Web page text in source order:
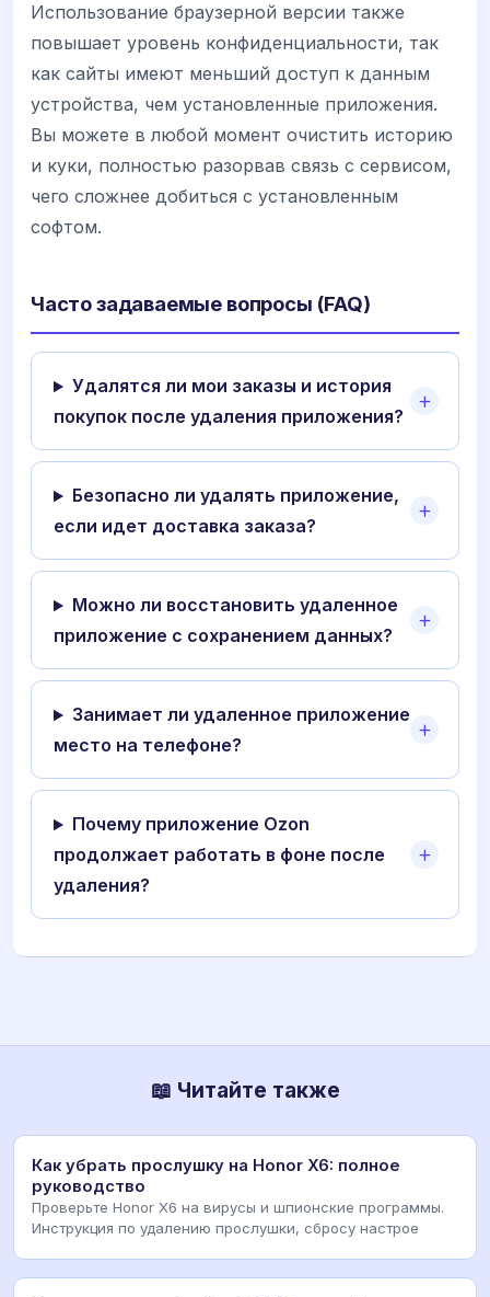
Использование браузерной версии также
повышает уровень конфиденциальности, так
как сайты имеют меньший доступ к данным
устройства, чем установленные приложения.
Вы можете в любой момент очистить историю
и куки, полностью разорвав связь с сервисом,
чего сложнее добиться с установленным
софтом.
Часто задаваемые вопросы (FAQ)
Удалятся ли мои заказы и история
покупок после удаления приложения?
Безопасно ли удалять приложение,
если идет доставка заказа?
Можно ли восстановить удаленное
приложение с сохранением данных?
Занимает ли удаленное приложение
место на телефоне?
Почему приложение Ozon
продолжает работать в фоне после
удаления?
📖 Читайте также
Как убрать прослушку на Honor X6: полное
руководство
Проверьте Honor X6 на вирусы и шпионские программы.
Инструкция по удалению прослушки, сбросу настрое